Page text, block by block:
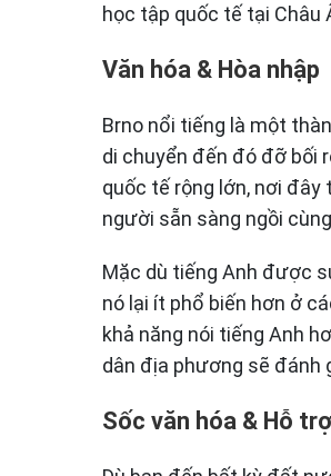
học tập quốc tế tại Châu
Văn hóa & Hòa nhập
Brno nổi tiếng là một
di chuyển đến đó đỡ bối
quốc tế rộng lớn, nơi
người sẵn sàng ngồi
Mặc dù tiếng Anh được
nó lại ít phổ biến hơn ở
khả năng nói tiếng Anh
dân địa phương sẽ đánh
Sốc văn hóa & Hỗ trợ